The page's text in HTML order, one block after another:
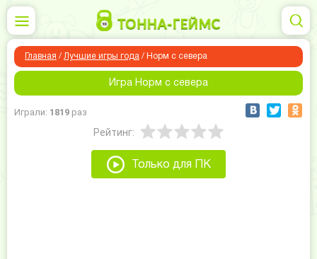
Главная / Лучшие игры года / Норм с севера
Игра Норм с севера
Играли: 1819 раз
Рейтинг:
Только для ПК